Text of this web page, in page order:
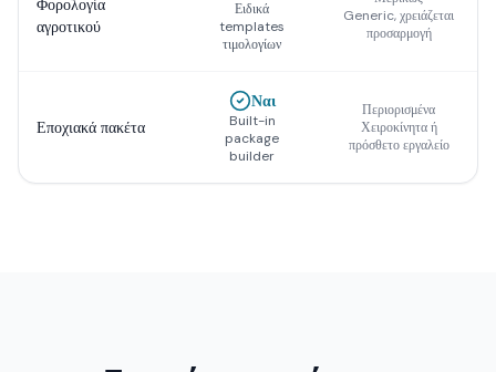
Φορολογία
αγροτικού
Ειδικά
templates
τιμολογίων
Generic, χρειάζεται
προσαρμογή
Εποχιακά πακέτα
Ναι
Built-in
package
builder
Περιορισμένα
Χειροκίνητα ή
πρόσθετο εργαλείο